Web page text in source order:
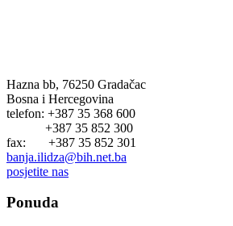
Hazna bb, 76250 Gradačac
Bosna i Hercegovina
telefon: +387 35 368 600
+387 35 852 300
fax: +387 35 852 301
banja.ilidza@bih.net.ba
posjetite nas
Ponuda